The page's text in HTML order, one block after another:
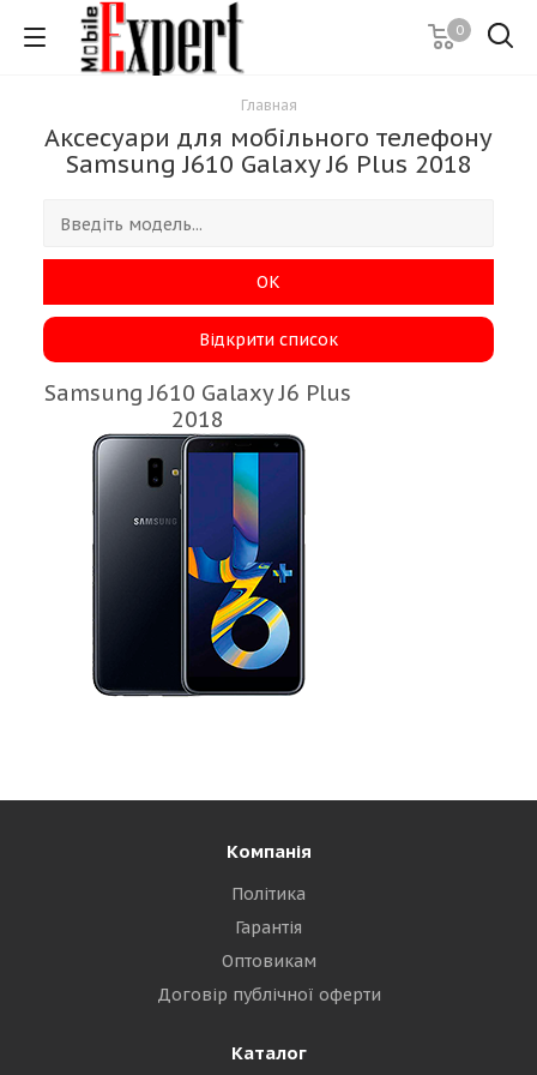
0
Главная
Аксесуари для мобільного телефону
Samsung J610 Galaxy J6 Plus 2018
ОК
Відкрити список
Samsung J610 Galaxy J6 Plus
2018
Компанія
Політика
Гарантія
Оптовикам
Договір публічної оферти
Каталог